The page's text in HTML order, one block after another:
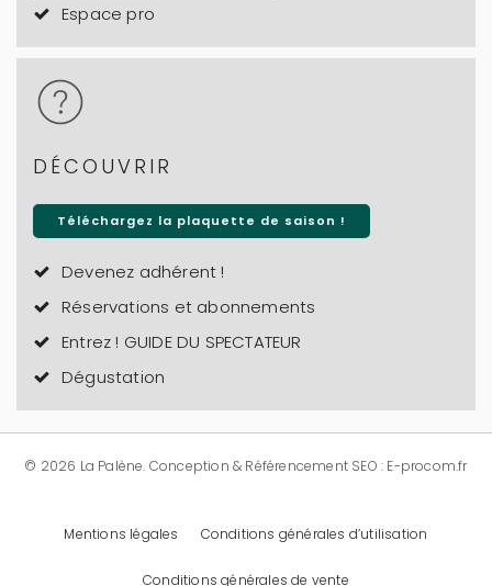
Espace pro
DÉCOUVRIR
Téléchargez la plaquette de saison !
Devenez adhérent !
Réservations et abonnements
Entrez ! GUIDE DU SPECTATEUR
Dégustation
© 2026 La Palène. Conception & Référencement SEO : E-procom.fr
Mentions légales Conditions générales d’utilisation
Conditions générales de vente